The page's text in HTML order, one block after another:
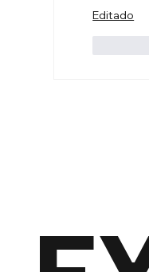
Editado